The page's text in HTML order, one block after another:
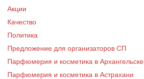
Акции
Качество
Политика
Предложение для организаторов СП
Парфюмерия и косметика в Архангельске
Парфюмерия и косметика в Астрахани